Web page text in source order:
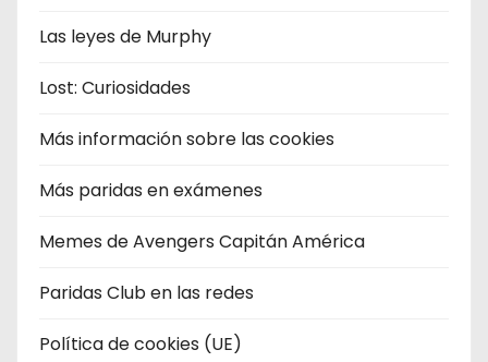
Las leyes de Murphy
Lost: Curiosidades
Más información sobre las cookies
Más paridas en exámenes
Memes de Avengers Capitán América
Paridas Club en las redes
Política de cookies (UE)